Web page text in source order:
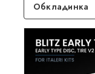
Обкладинка